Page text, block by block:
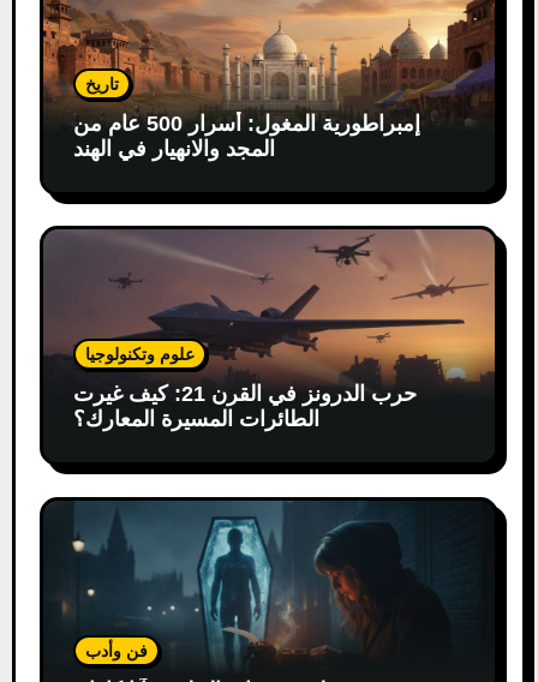
تاريخ
إمبراطورية المغول: أسرار 500 عام من
المجد والانهيار في الهند
علوم وتكنولوجيا
حرب الدرونز في القرن 21: كيف غيرت
الطائرات المسيرة المعارك؟
فن وأدب